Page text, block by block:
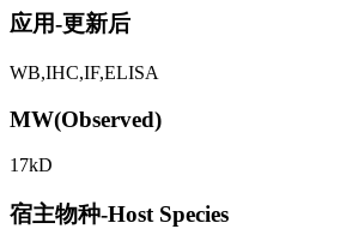
应用-更新后
WB,IHC,IF,ELISA
MW(Observed)
17kD
宿主物种-Host Species